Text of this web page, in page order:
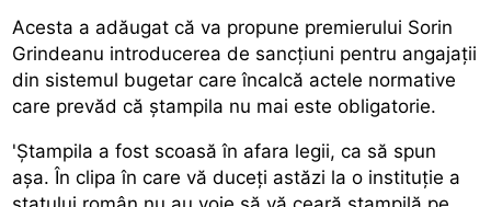
Acesta a adăugat că va propune premierului Sorin
Grindeanu introducerea de sancțiuni pentru angajații
din sistemul bugetar care încalcă actele normative
care prevăd că ștampila nu mai este obligatorie.
'Ștampila a fost scoasă în afara legii, ca să spun
așa. În clipa în care vă duceți astăzi la o instituție a